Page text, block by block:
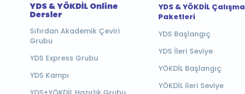
YDS & YÖKDİL Online
Dersler
Sıfırdan Akademik Çeviri
Grubu
YDS Express Grubu
YDS Kampı
YDS & YÖKDİL Çalışma
Paketleri
YDS Başlangıç
YDS İleri Seviye
YÖKDİL Başlangıç
YÖKDİL İleri Seviye